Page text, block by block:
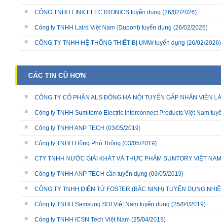
CÔNG TNHH LINK ELECTRONICS tuyển dụng (26/02/2026)
Công ty TNHH Laird Việt Nam (Dupont) tuyển dụng (26/02/2026)
CÔNG TY TNHH HỆ THỐNG THIẾT BỊ UMW tuyển dụng (26/02/2026)
CÁC TIN CŨ HƠN
CÔNG TY CỔ PHẦN ALS ĐÔNG HÀ NỘI TUYỂN GẤP NHÂN VIÊN
Công ty TNHH Sumitomo Electric Interconnect Products Việt Nam
Công ty TNHH ANP TECH (03/05/2019)
Công ty TNHH Hồng Phú Thông (03/05/2019)
CTY TNHH NƯỚC GIẢI KHÁT VÀ THỰC PHẨM SUNTORY VIỆT NAM
Công ty TNHH ANP TECH cần tuyển dụng (03/05/2019)
CÔNG TY TNHH ĐIỆN TỬ FOSTER (BẮC NINH) TUYỂN DỤNG
Công ty TNHH Samsung SDI Việt Nam tuyển dụng (25/04/2019)
Công ty TNHH ICSN Tech Việt Nam (25/04/2019)